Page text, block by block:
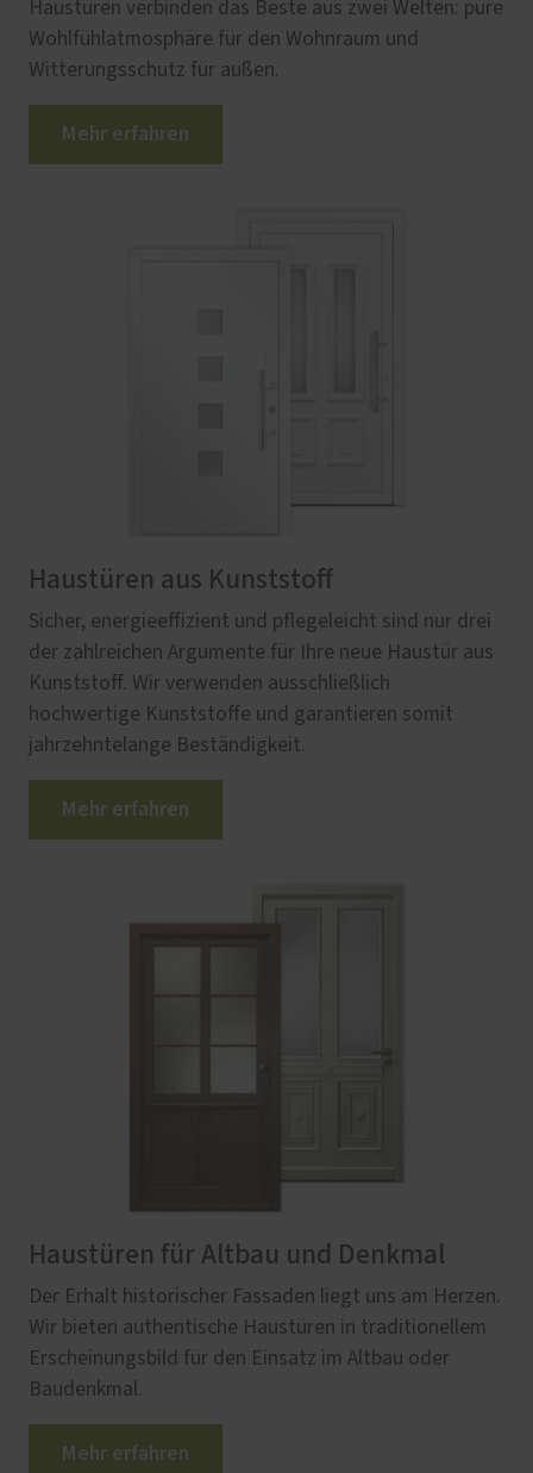
Haustüren verbinden das Beste aus zwei Welten: pure
Wohlfühlatmosphäre für den Wohnraum und
Witterungsschutz für außen.
Mehr erfahren
Haustüren aus Kunststoff
Sicher, energieeffizient und pflegeleicht sind nur drei
der zahlreichen Argumente für Ihre neue Haustür aus
Kunststoff. Wir verwenden ausschließlich
hochwertige Kunststoffe und garantieren somit
jahrzehntelange Beständigkeit.
Mehr erfahren
Haustüren für Altbau und Denkmal
Der Erhalt historischer Fassaden liegt uns am Herzen.
Wir bieten authentische Haustüren in traditionellem
Erscheinungsbild für den Einsatz im Altbau oder
Baudenkmal.
Mehr erfahren